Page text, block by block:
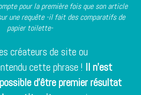
pour la première fois que son article
une requête -il fait des comparatifs de
papier toilette-
créateurs de site ou
cette phrase ! Il n’est
d’être premier résultat